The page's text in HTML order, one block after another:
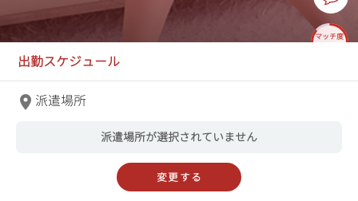
杜菜/もりな 32歳
T155 83(C)-56-83
ヘルス 池袋アネージュ 次枠 8/11 13:00
45分
¥11,000～
マッチ度
信頼度
出勤スケジュール
派遣場所
派遣場所が選択されていません
変更する